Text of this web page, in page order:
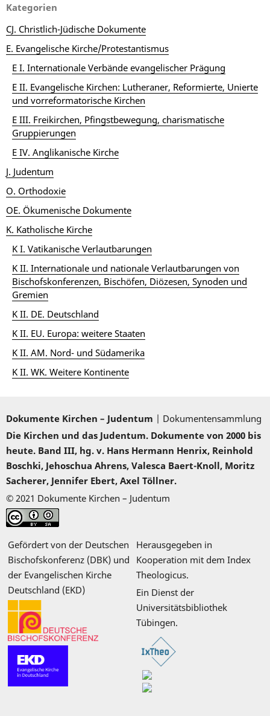
Kategorien
CJ. Christlich-Jüdische Dokumente
E. Evangelische Kirche/Protestantismus
E I. Internationale Verbände evangelischer Prägung
E II. Evangelische Kirchen: Lutheraner, Reformierte, Unierte
und vorreformatorische Kirchen
E III. Freikirchen, Pfingstbewegung, charismatische
Gruppierungen
E IV. Anglikanische Kirche
J. Judentum
O. Orthodoxie
OE. Ökumenische Dokumente
K. Katholische Kirche
K I. Vatikanische Verlautbarungen
K II. Internationale und nationale Verlautbarungen von
Bischofskonferenzen, Bischöfen, Diözesen, Synoden und
Gremien
K II. DE. Deutschland
K II. EU. Europa: weitere Staaten
K II. AM. Nord- und Südamerika
K II. WK. Weitere Kontinente
Dokumente Kirchen – Judentum | Dokumentensammlung
Die Kirchen und das Judentum. Dokumente von 2000 bis
heute. Band III, hg. v. Hans Hermann Henrix, Reinhold
Boschki, Jehoschua Ahrens, Valesca Baert-Knoll, Moritz
Sacherer, Jennifer Ebert, Axel Töllner.
© 2021 Dokumente Kirchen – Judentum
Gefördert von der Deutschen
Bischofskonferenz (DBK) und
der Evangelischen Kirche
Deutschland (EKD)
Herausgegeben in
Kooperation mit dem Index
Theologicus.
Ein Dienst der
Universitätsbibliothek
Tübingen.